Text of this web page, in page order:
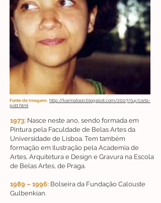
Fonte de Imagem: http://karmatoon.blogspot.com/2007/04/carla-
pott.html
1973: Nasce neste ano, sendo formada em
Pintura pela Faculdade de Belas Artes da
Universidade de Lisboa. Tem também
formação em Ilustração pela Academia de
Artes, Arquitetura e Design e Gravura na Escola
de Belas Artes, de Praga.
1989 – 1996: Bolseira da Fundação Calouste
Gulbenkian.